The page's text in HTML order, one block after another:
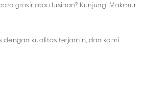
grosir atau lusinan? Kunjungi Makmur
dengan kualitas terjamin, dan kami